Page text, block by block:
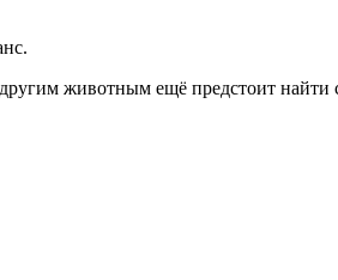
животным ещё предстоит найти